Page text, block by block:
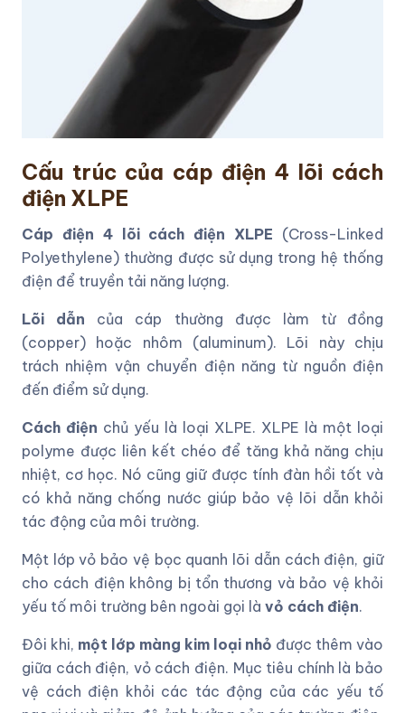
Cấu trúc của cáp điện 4 lõi cách
điện XLPE
Cáp điện 4 lõi cách điện XLPE (Cross-Linked
Polyethylene) thường được sử dụng trong hệ thống
điện để truyền tải năng lượng.
Lõi dẫn của cáp thường được làm từ đồng
(copper) hoặc nhôm (aluminum). Lõi này chịu
trách nhiệm vận chuyển điện năng từ nguồn điện
đến điểm sử dụng.
Cách điện chủ yếu là loại XLPE. XLPE là một loại
polyme được liên kết chéo để tăng khả năng chịu
nhiệt, cơ học. Nó cũng giữ được tính đàn hồi tốt và
có khả năng chống nước giúp bảo vệ lõi dẫn khỏi
tác động của môi trường.
Một lớp vỏ bảo vệ bọc quanh lõi dẫn cách điện, giữ
cho cách điện không bị tổn thương và bảo vệ khỏi
yếu tố môi trường bên ngoài gọi là vỏ cách điện.
Đôi khi, một lớp màng kim loại nhỏ được thêm vào
giữa cách điện, vỏ cách điện. Mục tiêu chính là bảo
vệ cách điện khỏi các tác động của các yếu tố